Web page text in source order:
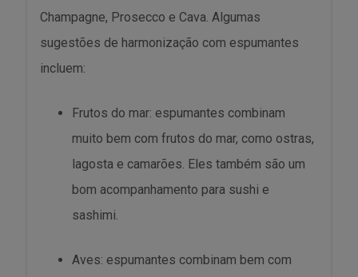
Champagne, Prosecco e Cava. Algumas
sugestões de harmonização com espumantes
incluem:
Frutos do mar: espumantes combinam
muito bem com frutos do mar, como ostras,
lagosta e camarões. Eles também são um
bom acompanhamento para sushi e
sashimi.
Aves: espumantes combinam bem com